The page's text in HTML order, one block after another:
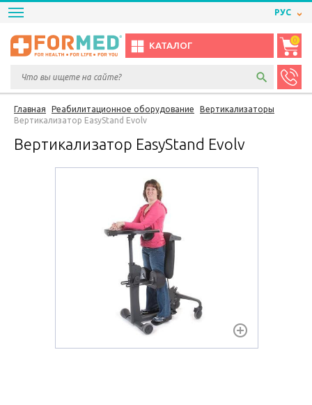
РУС
КАТАЛОГ
0
Главная Реабилитационное оборудование
Вертикализаторы
Вертикализатор EasyStand Evolv
Вертикализатор EasyStand Evolv